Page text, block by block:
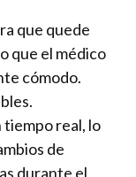
que quede
que el médico
cómodo.
tiempo real, lo
de
durante el